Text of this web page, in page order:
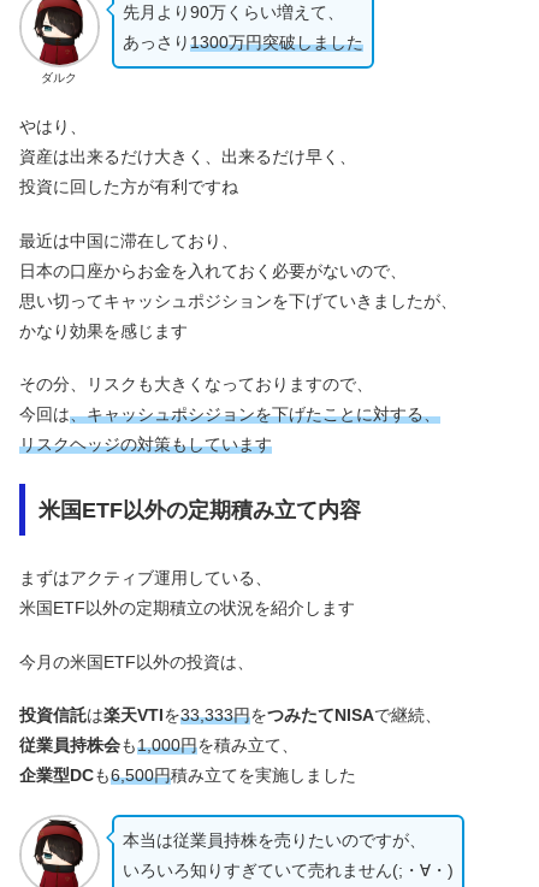
ダルク
先月より90万くらい増えて、
あっさり1300万円突破しました
やはり、
資産は出来るだけ大きく、出来るだけ早く、
投資に回した方が有利ですね
最近は中国に滞在しており、
日本の口座からお金を入れておく必要がないので、
思い切ってキャッシュポジションを下げていきましたが、
かなり効果を感じます
その分、リスクも大きくなっておりますので、
今回は、キャッシュポシジョンを下げたことに対する、
リスクヘッジの対策もしています
米国ETF以外の定期積み立て内容
まずはアクティブ運用している、
米国ETF以外の定期積立の状況を紹介します
今月の米国ETF以外の投資は、
投資信託は楽天VTIを33,333円をつみたてNISAで継続、
従業員持株会も1,000円を積み立て、
企業型DCも6,500円積み立てを実施しました
本当は従業員持株を売りたいのですが、
いろいろ知りすぎていて売れません(;・∀・)